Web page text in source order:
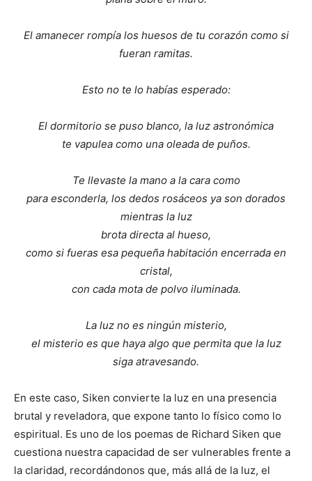
El amanecer rompía los huesos de tu corazón como si
fueran ramitas.
Esto no te lo habías esperado:
El dormitorio se puso blanco, la luz astronómica
te vapulea como una oleada de puños.
Te llevaste la mano a la cara como
para esconderla, los dedos rosáceos ya son dorados
mientras la luz
brota directa al hueso,
como si fueras esa pequeña habitación encerrada en
cristal,
con cada mota de polvo iluminada.
La luz no es ningún misterio,
el misterio es que haya algo que permita que la luz
siga atravesando.
En este caso, Siken convierte la luz en una presencia
brutal y reveladora, que expone tanto lo físico como lo
espiritual. Es uno de los poemas de Richard Siken que
cuestiona nuestra capacidad de ser vulnerables frente a
la claridad, recordándonos que, más allá de la luz, el